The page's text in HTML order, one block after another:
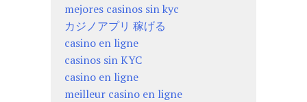
mejores casinos sin kyc
カジノアプリ 稼げる
casino en ligne
casinos sin KYC
casino en ligne
meilleur casino en ligne